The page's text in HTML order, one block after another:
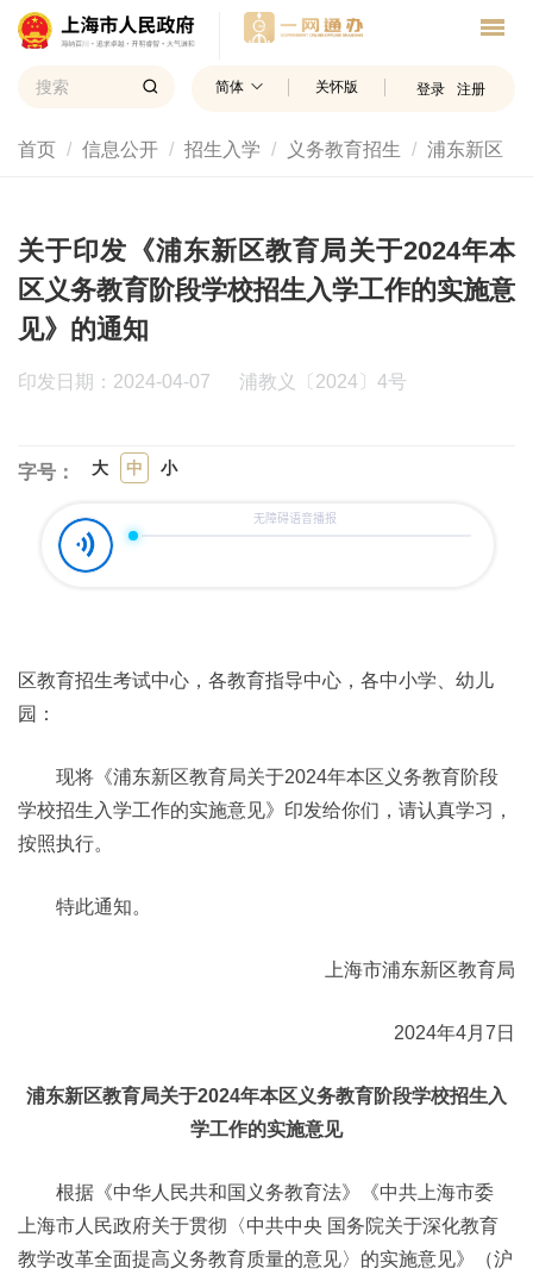
简体 关怀版 登录 注册
首页 信息公开 招生入学 义务教育招生 浦东新区
关于印发《浦东新区教育局关于2024年本
区义务教育阶段学校招生入学工作的实施意
见》的通知
印发日期：2024-04-07 浦教义〔2024〕4号
字号： 大 中 小
区教育招生考试中心，各教育指导中心，各中小学、幼儿
园：
现将《浦东新区教育局关于2024年本区义务教育阶段
学校招生入学工作的实施意见》印发给你们，请认真学习，
按照执行。
特此通知。
上海市浦东新区教育局
2024年4月7日
浦东新区教育局关于2024年本区义务教育阶段学校招生入
学工作的实施意见
根据《中华人民共和国义务教育法》《中共上海市委
上海市人民政府关于贯彻〈中共中央 国务院关于深化教育
教学改革全面提高义务教育质量的意见〉的实施意见》（沪